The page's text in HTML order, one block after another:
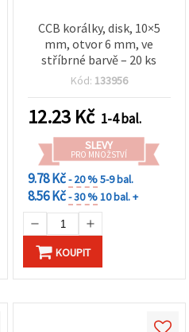
CCB korálky, disk, 10×5
mm, otvor 6 mm, ve
stříbrné barvě – 20 ks
Kód: 133956
12.23 Kč 1-4 bal.
SLEVY
PRO MNOŽSTVÍ
9.78 Kč- 20 %5-9 bal.
8.56 Kč- 30 %10 bal. +
KOUPIT